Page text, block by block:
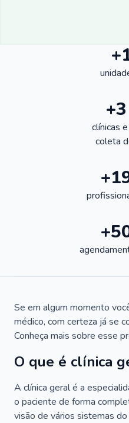
clínicas
coleta
Se em algum momento
médico, com certeza já se
Conheça mais sobre esse
O que é clínica
A clínica geral é a
o paciente de forma
visão de vários sistemas